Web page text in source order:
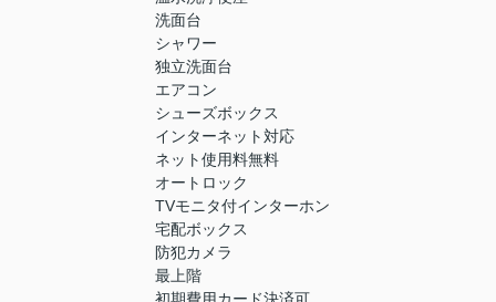
洗面台
シャワー
独立洗面台
エアコン
シューズボックス
インターネット対応
ネット使用料無料
オートロック
TVモニタ付インターホン
宅配ボックス
防犯カメラ
最上階